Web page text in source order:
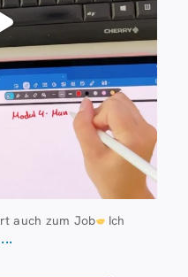
auch zum Job Ich
...